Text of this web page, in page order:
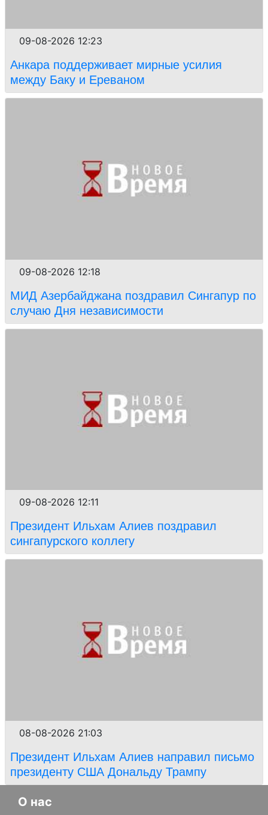
09-08-2026 12:23
Анкара поддерживает мирные усилия
между Баку и Ереваном
09-08-2026 12:18
МИД Азербайджана поздравил Сингапур по
случаю Дня независимости
09-08-2026 12:11
Президент Ильхам Алиев поздравил
сингапурского коллегу
08-08-2026 21:03
Президент Ильхам Алиев направил письмо
президенту США Дональду Трампу
О нас